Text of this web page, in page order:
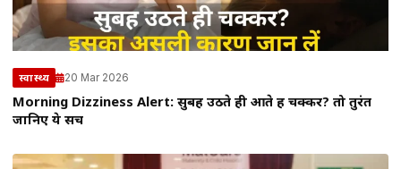
स्वास्थ्य 20 Mar 2026
Morning Dizziness Alert: सुबह उठते ही आते हैं चक्कर? तो तुरंत
जानिए ये सच